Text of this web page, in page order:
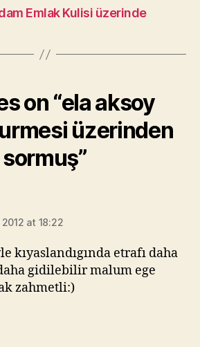
Emlak Kulisi üzerinde
on “ela aksoy
üzerinden
sormuş”
at 18:22
kıyaslandıgında etrafı daha
gidilebilir malum ege
zahmetli:)